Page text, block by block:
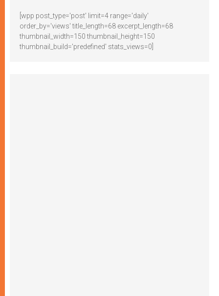
[wpp post_type='post' limit=4 range='daily'
order_by='views' title_length=68 excerpt_length=68
thumbnail_width=150 thumbnail_height=150
thumbnail_build='predefined' stats_views=0]